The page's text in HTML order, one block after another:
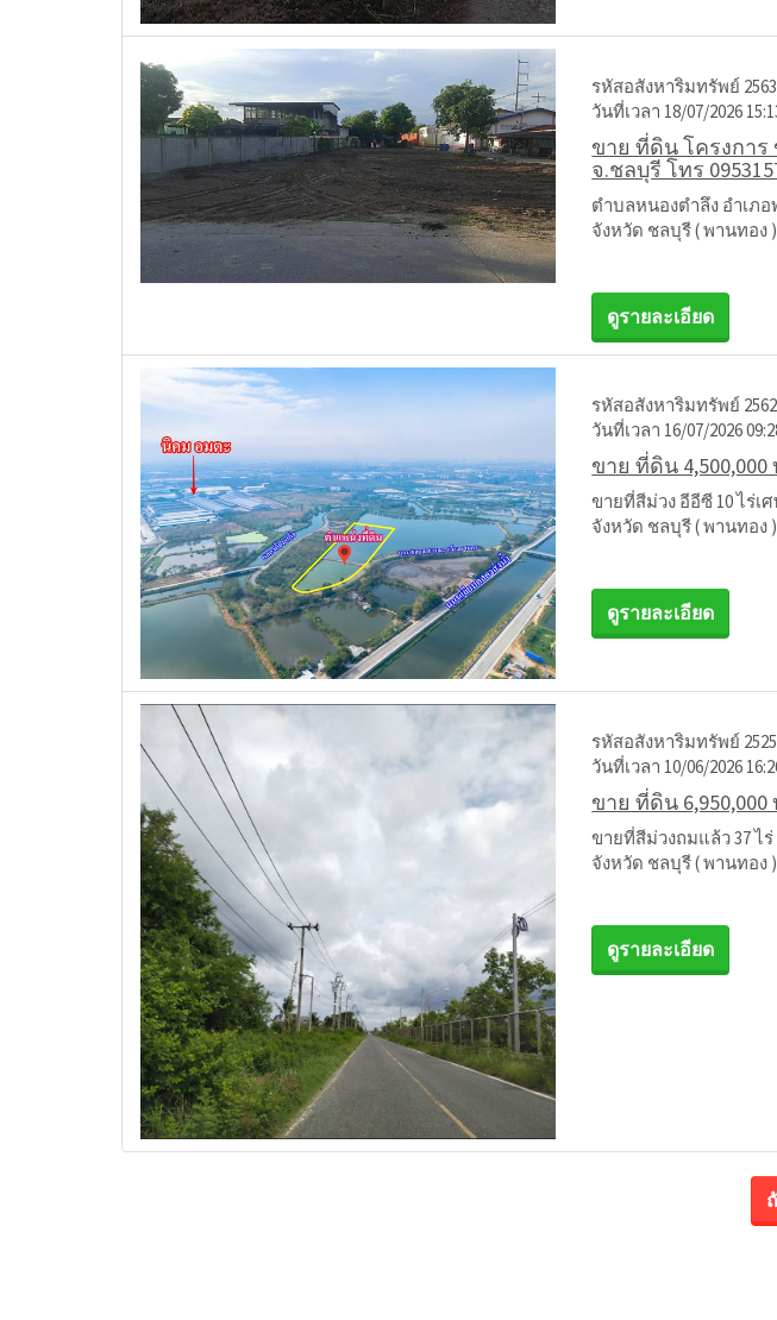
รหัสอสังหาริมทรัพย์
วันที่เวลา 18/07/2026
ขาย ที่ดิน โครงการ
จ.ชลบุรี โทร
ตำบลหนองตำลึง อำเภ
จังหวัด ชลบุรี ( พานทอง )
ดูรายละเอียด
รหัสอสังหาริมทรัพย์
วันที่เวลา 16/07/2026
ขาย ที่ดิน 4,500,000
ขายที่สีม่วง อีอีซี 10 ไร่เ
จังหวัด ชลบุรี ( พานทอง )
ดูรายละเอียด
รหัสอสังหาริมทรัพย์
วันที่เวลา 10/06/2026
ขาย ที่ดิน 6,950,000
ขายที่สีม่วงถมแล้ว 37 ไ
จังหวัด ชลบุรี ( พานทอง )
ดูรายละเอียด